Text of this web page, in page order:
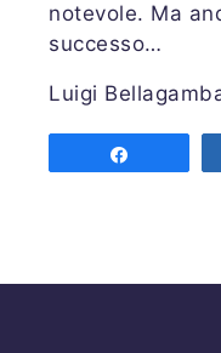
notevole. Ma
successo…
Luigi